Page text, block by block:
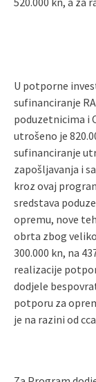
U potporne
sufinanciranje
poduzetnicima i
utrošeno je
sufinanciranje
zapošljavanja i
kroz ovaj
sredstava
opremu, nove
obrta zbog
300.000 kn, na
realizacije
dodjele
potporu za
je na razini od